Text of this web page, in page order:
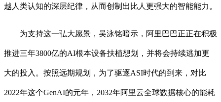
越人类认知的深层纪律，从而创制出比人更强大的智能能力。
为支持这一弘大愿景，吴泳铭暗示，阿里巴巴正正在积极
推进三年3800亿的AI根本设备扶植想划，并将会持续逃加更
大的投入。按照远期规划，为了驱逐ASI时代的到来，对比
2022年这个GenAI的元年，2032年阿里云全球数据核心的能耗